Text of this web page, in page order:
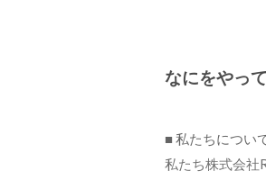
なにをやっ
■ 私たちについ
私たち株式会社